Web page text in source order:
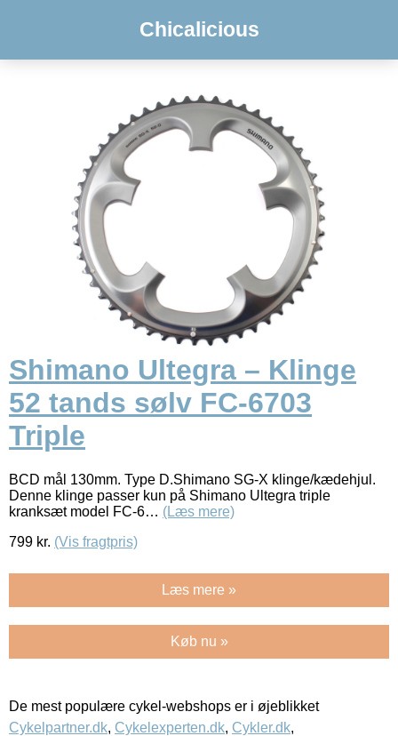
Chicalicious
Shimano Ultegra – Klinge
52 tands sølv FC-6703
Triple
BCD mål 130mm. Type D.Shimano SG-X klinge/kædehjul.
Denne klinge passer kun på Shimano Ultegra triple
kranksæt model FC-6… (Læs mere)
799 kr. (Vis fragtpris)
Læs mere »
Køb nu »
De mest populære cykel-webshops er i øjeblikket
Cykelpartner.dk, Cykelexperten.dk, Cykler.dk,